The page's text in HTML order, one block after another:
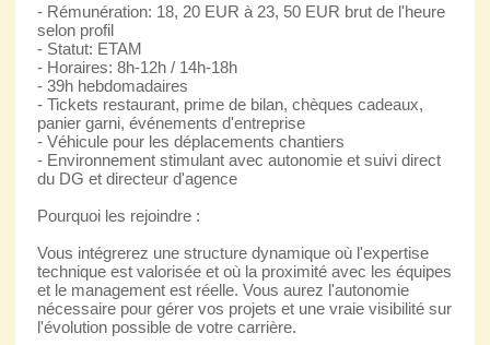
- Rémunération: 18, 20 EUR à 23, 50 EUR brut de l'heure
selon profil
- Statut: ETAM
- Horaires: 8h-12h / 14h-18h
- 39h hebdomadaires
- Tickets restaurant, prime de bilan, chèques cadeaux,
panier garni, événements d'entreprise
- Véhicule pour les déplacements chantiers
- Environnement stimulant avec autonomie et suivi direct
du DG et directeur d'agence
Pourquoi les rejoindre :
Vous intégrerez une structure dynamique où l'expertise
technique est valorisée et où la proximité avec les équipes
et le management est réelle. Vous aurez l'autonomie
nécessaire pour gérer vos projets et une vraie visibilité sur
l'évolution possible de votre carrière.